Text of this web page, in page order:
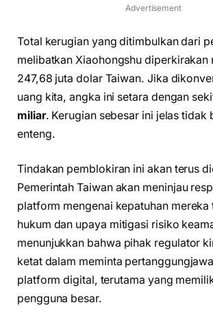
Advertisement
Total kerugian yang ditimbulkan dari
melibatkan Xiaohongshu diperkirakan
247,68 juta dolar Taiwan. Jika
uang kita, angka ini setara dengan
miliar. Kerugian sebesar ini jelas tidak
enteng.
Tindakan pemblokiran ini akan terus
Pemerintah Taiwan akan meninjau
platform mengenai kepatuhan mereka
hukum dan upaya mitigasi risiko
menunjukkan bahwa pihak regulator
ketat dalam meminta
platform digital, terutama yang
pengguna besar.